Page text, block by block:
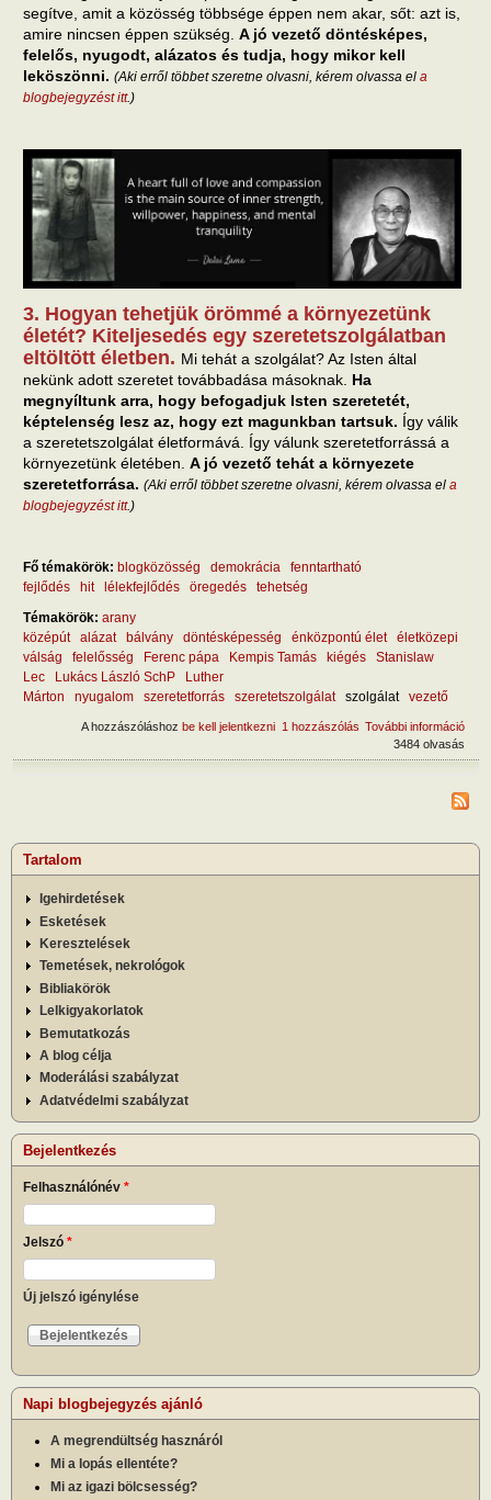
segítve, amit a közösség többsége éppen nem akar, sőt: azt is,
amire nincsen éppen szükség. A jó vezető döntésképes,
felelős, nyugodt, alázatos és tudja, hogy mikor kell
leköszönni. (Aki erről többet szeretne olvasni, kérem olvassa el a
blogbejegyzést itt.)
3. Hogyan tehetjük örömmé a környezetünk
életét? Kiteljesedés egy szeretetszolgálatban
eltöltött életben. Mi tehát a szolgálat? Az Isten által
nekünk adott szeretet továbbadása másoknak. Ha
megnyíltunk arra, hogy befogadjuk Isten szeretetét,
képtelenség lesz az, hogy ezt magunkban tartsuk. Így válik
a szeretetszolgálat életformává. Így válunk szeretetforrássá a
környezetünk életében. A jó vezető tehát a környezete
szeretetforrása. (Aki erről többet szeretne olvasni, kérem olvassa el a
blogbejegyzést itt.)
Fő témakörök: blogközösség demokrácia
fenntartható
fejlődés
hit lélekfejlődés öregedés
tehetség
Témakörök: arany
középút
alázat bálvány döntésképesség énközpontú élet
életközepi
válság
felelősség Ferenc pápa Kempis Tamás kiégés
Stanislaw
Lec
Lukács László SchP
Luther
Márton
nyugalom szeretetforrás szeretetszolgálat szolgálat vezető
További információ
1 hozzászólás
A hozzászóláshoz be kell jelentkezni
3484 olvasás
Tartalom
Igehirdetések
Esketések
Keresztelések
Temetések, nekrológok
Bibliakörök
Lelkigyakorlatok
Bemutatkozás
A blog célja
Moderálási szabályzat
Adatvédelmi szabályzat
Bejelentkezés
Felhasználónév *
Jelszó *
Új jelszó igénylése
Napi blogbejegyzés ajánló
A megrendültség hasznáról
Mi a lopás ellentéte?
Mi az igazi bölcsesség?